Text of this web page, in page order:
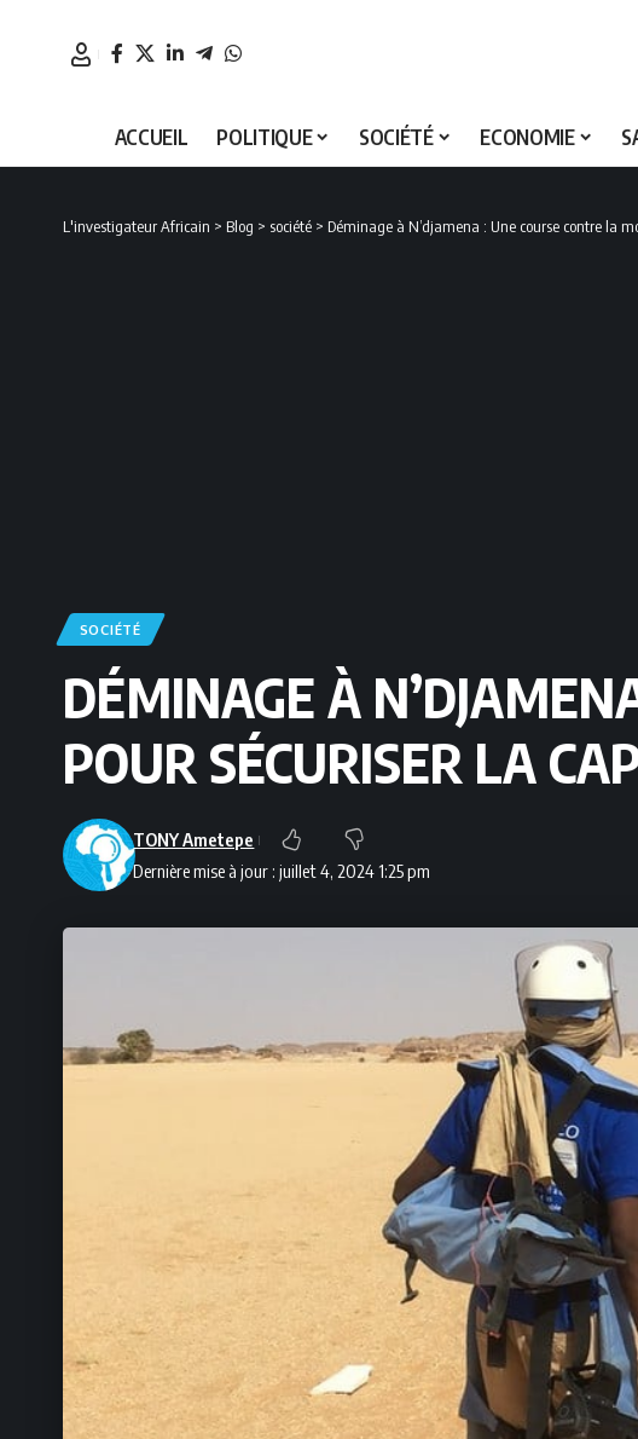
ACCUEIL POLITIQUE SOCIÉTÉ ECONOMIE
L'investigateur Africain > Blog > société > Déminage à N’djamena : Une course contre la
SOCIÉTÉ
DÉMINAGE À
POUR SÉCURISER LA
Dernière mise à jour : juillet 4, 2024 1:25 pm
TONY Ametepe